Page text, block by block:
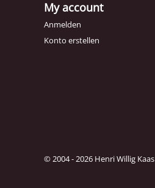
My account
Anmelden
Konto erstellen
© 2004 - 2026 Henri Willig Kaas